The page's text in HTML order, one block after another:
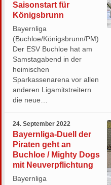
Saisonstart für
Königsbrunn
Bayernliga
(Buchloe/Königsbrunn/PM)
Der ESV Buchloe hat am
Samstagabend in der
heimischen
Sparkassenarena vor allen
anderen Ligamitstreitern
die neue…
24. September 2022
Bayernliga-Duell der
Piraten geht an
Buchloe / Mighty Dogs
mit Neuverpflichtung
Bayernliga